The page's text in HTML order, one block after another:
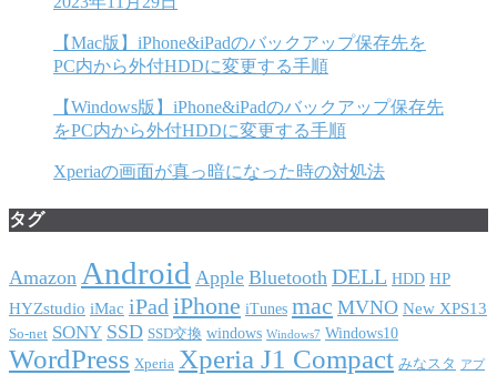
【Mac版】iPhone&iPadのバックアップ保存先を
PC内から外付HDDに変更する手順
【Windows版】iPhone&iPadのバックアップ保存先
をPC内から外付HDDに変更する手順
Xperiaの画面が真っ暗になった時の対処法
タグ
Amazon Android Apple Bluetooth DELL HDD HP
HYZstudio iMac iPad iPhone iTunes mac MVNO New XPS13
So-net SONY SSD SSD交換 windows Windows7 Windows10
WordPress Xperia Xperia J1 Compact みなスタ アプ